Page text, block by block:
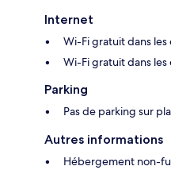
Internet
Wi-Fi gratuit dans les
Wi-Fi gratuit dans les
Parking
Pas de parking sur
Autres informations
Hébergement non-